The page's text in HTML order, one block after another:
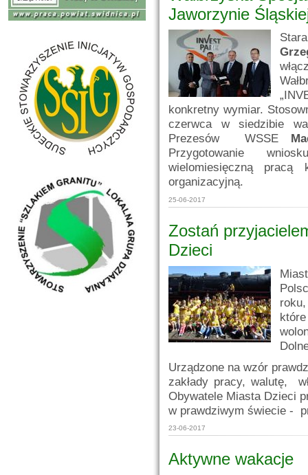
Jaworzynie
konkretny wymiar.
czerwca w siedzibie
Prezesów
WSSE
Przygotowanie
wielomiesięczną pracą
organizacyjną.
25-06-2017
Zostań
Dzieci
Urządzone na wzór
zakłady pracy, walutę,
Obywatele Miasta Dzieci
w prawdziwym świecie -
23-06-2017
Aktywne wakacje